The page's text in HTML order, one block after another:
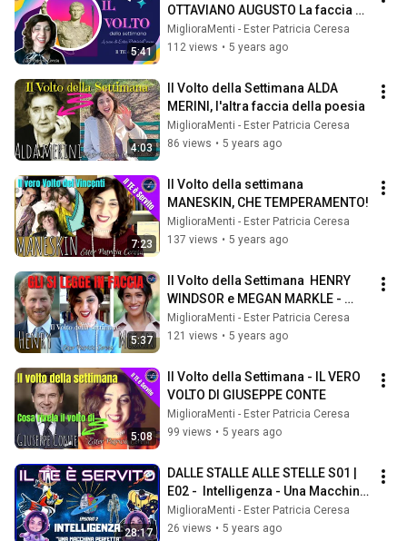
5:41
OTTAVIANO AUGUSTO La faccia
dell'Impero
MiglioraMenti - Ester Patricia Ceresa
112 views • 5 years ago
4:03
Il Volto della Settimana ALDA
MERINI, l'altra faccia della poesia
MiglioraMenti - Ester Patricia Ceresa
86 views • 5 years ago
7:23
Il Volto della settimana
MANESKIN, CHE TEMPERAMENTO!
MiglioraMenti - Ester Patricia Ceresa
137 views • 5 years ago
5:37
Il Volto della Settimana  HENRY
WINDSOR e MEGAN MARKLE -
Cosa succede realmente tra loro.
MiglioraMenti - Ester Patricia Ceresa
121 views • 5 years ago
5:08
Il Volto della Settimana - IL VERO
VOLTO DI GIUSEPPE CONTE
MiglioraMenti - Ester Patricia Ceresa
99 views • 5 years ago
28:17
DALLE STALLE ALLE STELLE S01 |
E02 -  Intelligenza - Una Macchina
Perfetta
MiglioraMenti - Ester Patricia Ceresa
26 views • 5 years ago